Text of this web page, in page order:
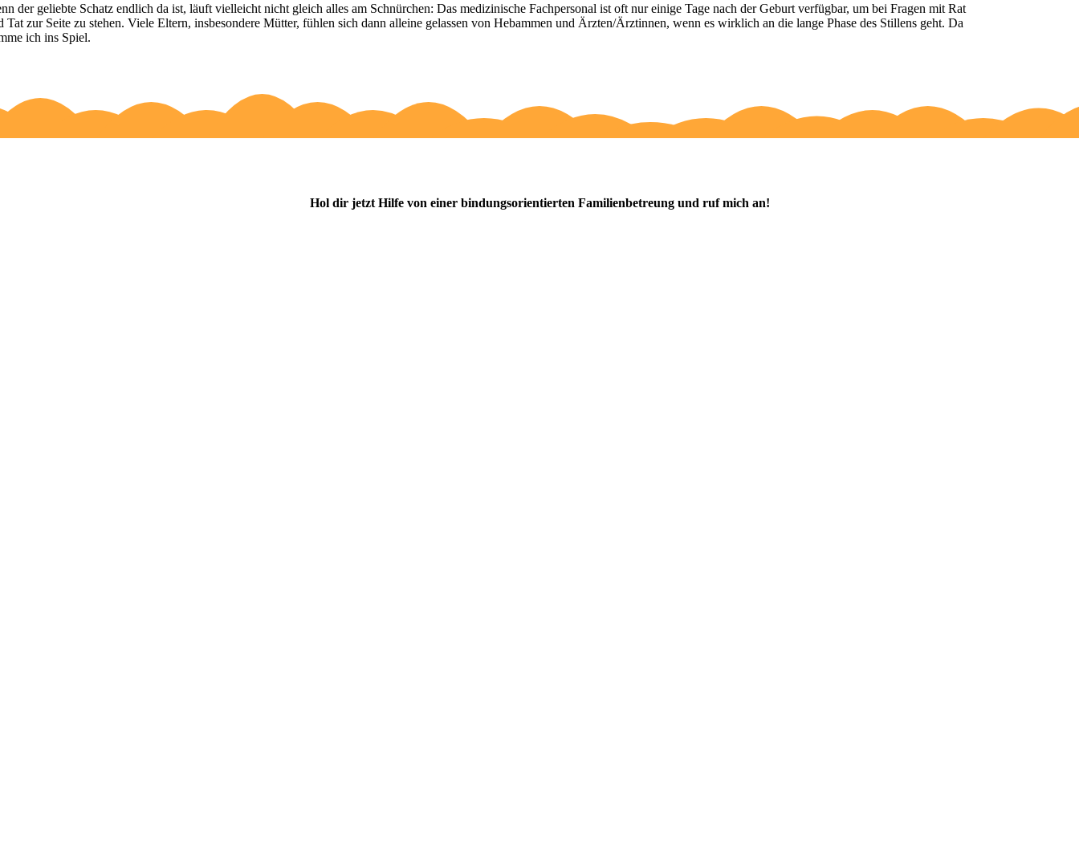
der geliebte Schatz endlich da ist, läuft vielleicht nicht gleich alles am Schnürchen: Das medizinische Fachpersonal ist oft nur einige Tage nach der Geburt verfügbar, um bei Fragen mit Rat
Tat zur Seite zu stehen. Viele Eltern, insbesondere Mütter, fühlen sich dann alleine gelassen von Hebammen und Ärzten/Ärztinnen, wenn es wirklich an die lange Phase des Stillens geht. Da
ich ins Spiel.
Hol dir jetzt Hilfe von einer bindungsorientierten Familienbetreung und ruf mich an!